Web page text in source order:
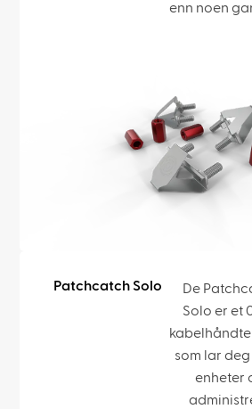
enn noen
Patchcatch Solo
De
Solo er et
som lar
enheter